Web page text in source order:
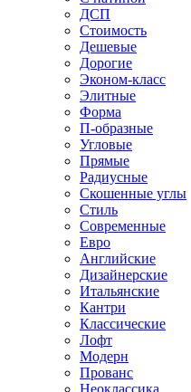
ДСП
Стоимость
Дешевые
Дорогие
Эконом-класс
Элитные
Форма
П-образные
Угловые
Прямые
Радиусные
Скошенные углы
Стиль
Современные
Евро
Английские
Дизайнерские
Итальянские
Кантри
Классические
Лофт
Модерн
Прованс
Неоклассика